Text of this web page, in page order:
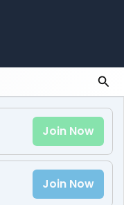
Join Now
Join Now